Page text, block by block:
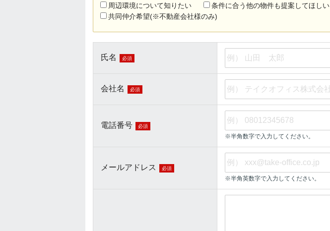
周辺環境について知りたい
条件に合う他の物件も提案してほしい
共同仲介希望(※不動産会社様のみ)
氏名 必須
会社名 必須
電話番号 必須
※半角数字で入力してください。
メールアドレス 必須
※半角英数字で入力してください。